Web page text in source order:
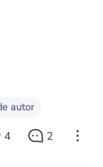
sobre
flags" que es
de cu
autor
4 2